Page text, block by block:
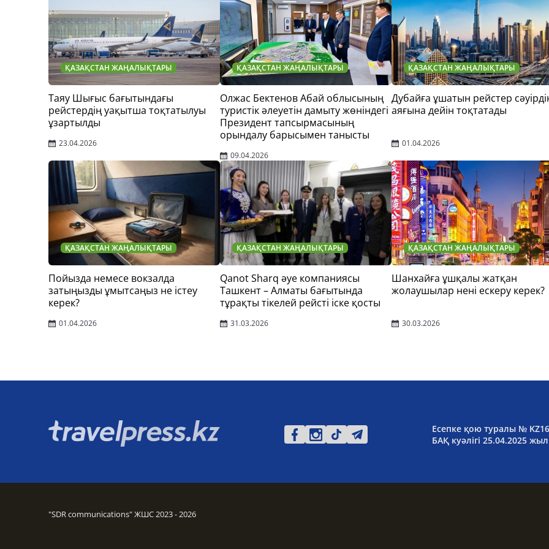
ҚАЗАҚСТАН ЖАҢАЛЫҚТАРЫ
Таяу Шығыс бағытындағы
рейстердің уақытша тоқтатылуы
ұзартылды
23.04.2026
ҚАЗАҚСТАН ЖАҢАЛЫҚТАРЫ
Олжас Бектенов Абай облысының
туристік әлеуетін дамыту жөніндегі
Президент тапсырмасының
орындалу барысымен танысты
09.04.2026
ҚАЗАҚСТАН ЖАҢАЛЫҚТАРЫ
Дубайға ұшатын рейстер
аяғына дейін тоқтатады
01.04.2026
ҚАЗАҚСТАН ЖАҢАЛЫҚТАРЫ
Пойызда немесе вокзалда
затыңызды ұмытсаңыз не істеу
керек?
01.04.2026
ҚАЗАҚСТАН ЖАҢАЛЫҚТАРЫ
Qanot Sharq әуе компаниясы
Ташкент – Алматы бағытында
тұрақты тікелей рейсті іске қосты
31.03.2026
ҚАЗАҚСТАН ЖАҢАЛЫҚТАРЫ
Шанхайға ұшқалы жатқан
жолаушылар нені ескеру керек?
30.03.2026
Есепке қою туралы №
БАҚ куәлігі 25.04.2025
"SDR communications" ЖШС 2023 - 2026